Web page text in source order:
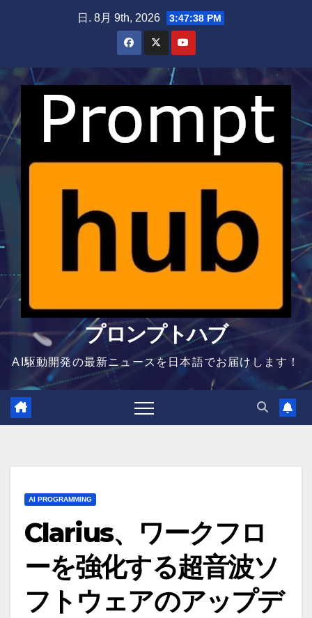
日. 8月 9th, 2026 3:47:39 PM
プロンプトハブ
AI駆動開発の最新ニュースを日本語でお届けします！
AI PROGRAMMING
Clarius、ワークフロ
ーを強化する超音波ソ
フトウェアのアップデ